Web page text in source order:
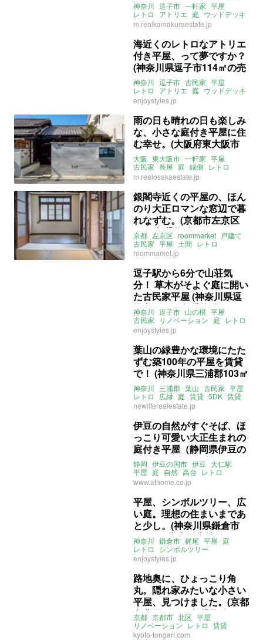
神奈川 逗子市 一軒家 平屋
レトロ
アトリエ 庭 ウッドデッキ
売買
m.realkamakuraestate.jp
海近くのレトロなアトリエ
付き平屋、って夢ですか？
(神奈川県逗子市114㎡の売
買物件)
神奈川 逗子市 古民家 平屋
レトロ
アトリエ 庭 ウッドデッキ
借地 売買 賃貸
enjoystyles.jp
雨の日も晴れの日も楽しみ
な、小さな庭付き平屋に住
む幸せ。(大阪府東大阪市
44㎡の賃貸物件)
大阪 東大阪市 一軒家 平屋
古民家 長屋 庭 縁側 レトロ
賃貸
m.realosakaestate.jp
銀閣寺近くの平屋の、ほん
のり大正ロマンな窓辺で暮
れなずむ。(京都市左京区
3Kの賃貸物件)
京都 左京区 roommarket 戸建て
古民家 平屋 土間 レトロ
ルームマーケット
roommarket.jp
逗子駅から6分で山荘気
分！ 草木がそよぐ庭に開い
た古民家平屋 (神奈川県逗
子市65㎡の賃貸物件)
神奈川 逗子市 山の根 平屋
古民家
リノベーション 庭 レトロ
駅近 賃貸 賃貸
enjoystyles.jp
葉山の緑豊かな環境にたた
ずむ築100年の平屋を賃貸
で！ (神奈川県三浦郡103㎡
の賃貸物件)
神奈川 三浦郡 葉山 古民家 平屋
レトロ
広縁 庭 賃貸 5DK 賃貸
newliferealestate.jp
伊豆の自然がすぐそば、ほ
っこり可愛い大正生まれの
庭付き平屋（静岡県伊豆の
国市83㎡の賃貸物件）
静岡 伊豆の国市 伊豆 大仁駅
平屋 庭 自然 高台 レトロ
タイル ライター：山中みく
www.athome.co.jp
平屋、シンボルツリー、広
い庭。理想の住まいまであ
と少し。(神奈川県鎌倉市
267㎡の古家付土地）
神奈川 鎌倉市 梶尾 平屋 庭
レトロ
シンボルツリー
サンルーム 売買
enjoystyles.jp
路地奥に、ひょっこり角
丸。隠れ家みたいな小さい
平屋、見つけました。(京都
市北区23㎡の賃貸物件)
京都 京都市 北区 平屋
リノベーション レトロ 賃貸
kyoto-tongari.com